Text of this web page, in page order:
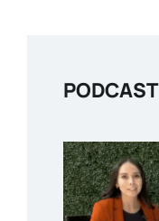
PODCAST